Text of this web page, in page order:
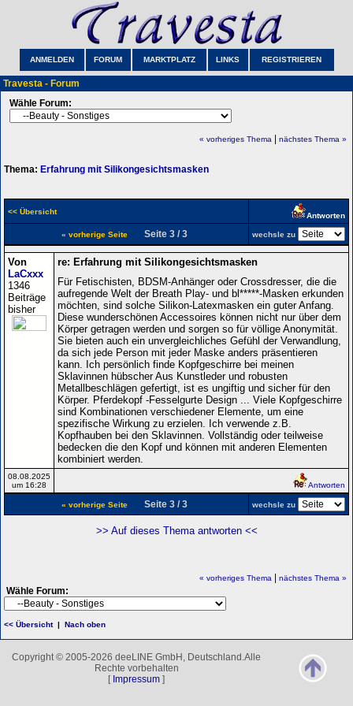
ANMELDEN FORUM MARKTPLATZ LINKS REGISTRIEREN
Travesta - Forum
Wähle Forum:
« vorheriges Thema nächstes Thema »
Thema: Erfahrung mit Silikongesichtsmasken
<< Übersicht Antworten
« vorherige SeiteSeite 3 / 3 wechsle zu
Von
LaCxxx
1346
Beiträge
bisher
re: Erfahrung mit Silikongesichtsmasken
Für Fetischisten, BDSM-Anhänger oder Crossdresser, die die
aufregende Welt der Breath Play- und bl*****-Masken erkunden
möchten, sind solche Silikon-Latexmasken ein guter Anfang.
Diese wunderschönen Accessoires können nicht nur über dem
Körper getragen werden und sorgen so für völlige Anonymität.
Sie bieten auch ein unvergleichliches Gefühl der Verwandlung,
da sich jede Person mit jeder Maske anders präsentieren
kann. Ich persönlich finde Kopfgeschirre bei meinen
Sklavinnen hübscher Aus Kunstleder und robusten
Metallbeschlägen gefertigt, ist es ungiftig und sicher für den
Körper. Pferdekopf -Fesselgurte Design ... Viele Kopfgeschirre
sind Kombinationen verschiedener Elemente, um eine
spezifische Wirkung zu erzielen. Ich verwende z.B.
Kopfhauben bei den Sklavinnen. Vollständig oder teilweise
bedecken die den Kopf und können mit anderen Elementen
kombiniert werden.
08.08.2025
um 16:28
Antworten
« vorherige SeiteSeite 3 / 3 wechsle zu
>> Auf dieses Thema antworten <<
« vorheriges Thema nächstes Thema »
Wähle Forum:
<< Übersicht| Nach oben
Copyright © 2005-2026 deeLINE GmbH, Deutschland.Alle
Rechte vorbehalten
[ Impressum ]